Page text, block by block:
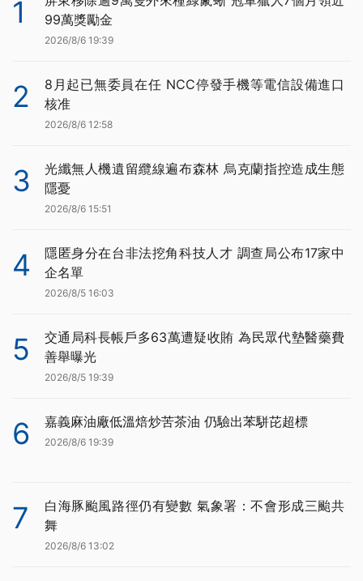
1
99萬獎勵金
2026/8/6 19:39
2
8月起已無委員在任 NCC停發手機等電信設備進口
核准
2026/8/6 12:58
3
光纖無人機遺留纜線遍布森林 烏克蘭指控造成生態
隱憂
2026/8/6 15:51
4
隱匿身分在台非法挖角科技人才 調查局公布17家中
企名單
2026/8/5 16:03
5
交通局科長帳戶多63萬遭疑收賄 為民眾代墊醫藥費
善舉曝光
2026/8/5 19:39
6 嘉義麻油廠低溫焙炒苦茶油 仍驗出苯駢芘超標
2026/8/6 19:39
7
白海豚颱風路徑仍有變數 氣象署：不會形成三颱共
舞
2026/8/6 13:02